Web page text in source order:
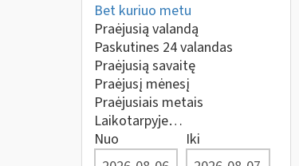
Bet kuriuo metu
Praėjusią valandą
Paskutines 24 valandas
Praėjusią savaitę
Praėjusį mėnesį
Praėjusiais metais
Laikotarpyje…
Nuo
Iki